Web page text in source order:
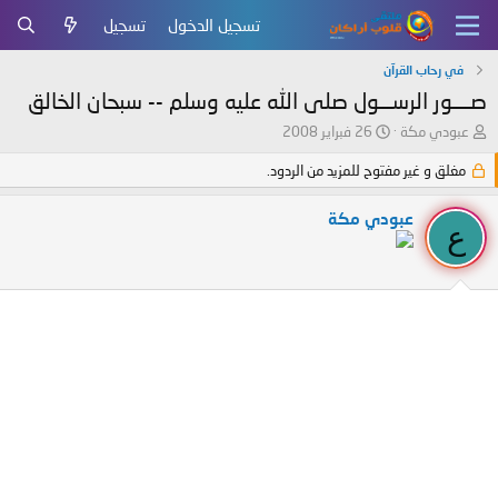
تسجيل الدخول تسجيل
في رحاب القرآن
صــــور الرســـول صلى الله عليه وسلم -- سبحان الخالق
ب
د
ئ
ا
م
و
ض
عبودي مكة
ت
ر
ي
ا
د
26 فبراير 2008
مغلق و غير مفتوح للمزيد من الردود.
ع
عبودي مكة